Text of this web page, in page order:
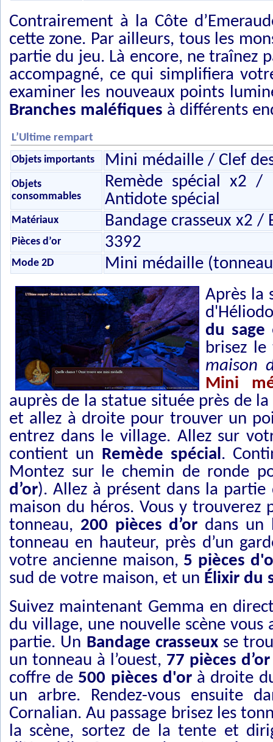
Contrairement à la Côte
cette zone. Par ailleurs, tous les
partie du jeu. Là encore, ne traînez
accompagné, ce qui simplifiera
examiner les nouveaux points
Branches maléfiques à différents
L’Ultime rempart
Objets importants
Mini médaille / Clef
Objets
consommables
Remède spécial x2
Antidote spécial
Matériaux Bandage crasseux x2 /
Pièces d’or 3392
Mode 2D
Mini médaille
Après la
du sage
brisez
maison
Mini
auprès de la statue située près de
et allez à droite pour trouver un
entrez dans le village. Allez sur
contient un Remède spécial.
Montez sur le chemin de ronde
d’or). Allez à présent dans la
maison du héros. Vous y
tonneau, 200 pièces d’or dans un
tonneau en hauteur, près d’un
votre ancienne maison, 5 pièces
sud de votre maison, et un Élixir du
Suivez maintenant Gemma en
du village, une nouvelle scène
partie. Un Bandage crasseuxse
un tonneau à l’ouest, 77 pièces d’or
coffre de 500 pièces d'orà droite
un arbre. Rendez-vous ensuite
Cornalian. Au passage brisez les
la scène, sortez de la tente et